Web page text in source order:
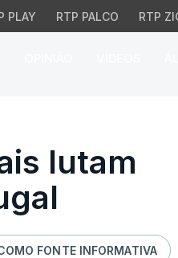
PLAY RTP PALCO RTP
lutam
lutam
FONTE INFORMATIVA